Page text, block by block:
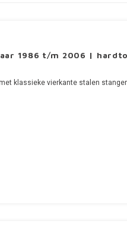
1986 t/m 2006 |
klassieke vierkante stalen